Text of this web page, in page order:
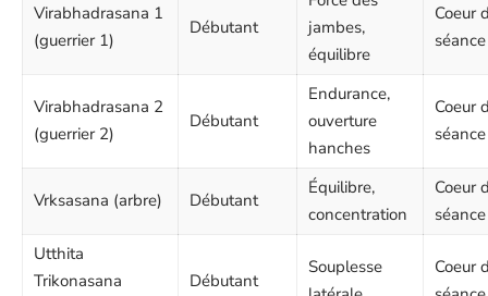
Virabhadrasana 1
(guerrier 1)
Débutant
jambes,
équilibre
Coeur
séance
Virabhadrasana 2
(guerrier 2)
Débutant
Endurance,
ouverture
hanches
Coeur
séance
Vrksasana (arbre) Débutant
Équilibre,
concentration
Coeur
séance
Utthita
Trikonasana
Débutant
Souplesse
Coeur